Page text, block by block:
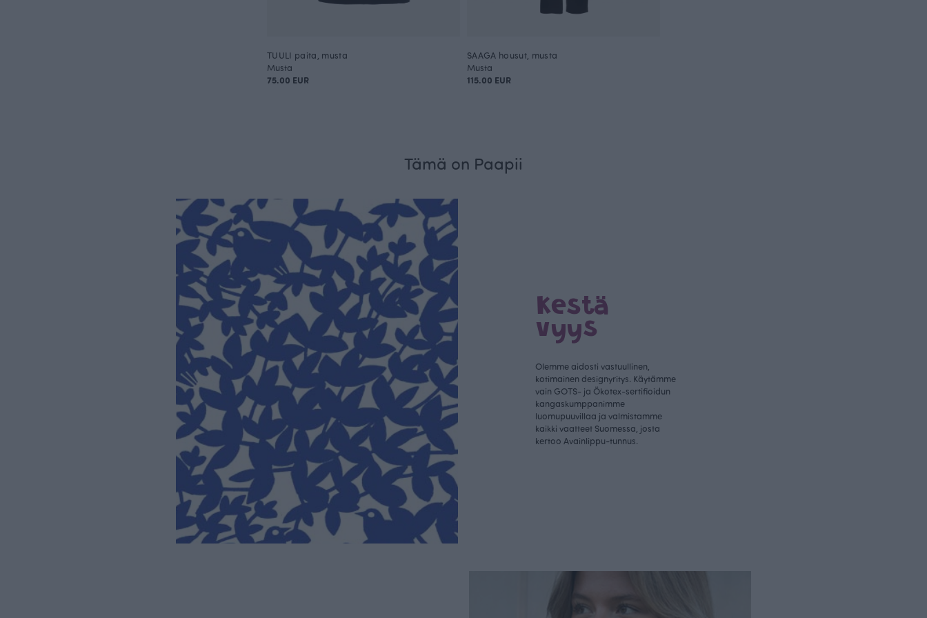
TUULI paita, musta
Musta
75.00 EUR
SAAGA housut, musta
Musta
115.00 EUR
Tämä on Paapii
Kestä
vyys
Olemme aidosti vastuullinen,
kotimainen designyritys. Käytämme
vain GOTS- ja Ökotex-sertifioidun
kangaskumppanimme
luomupuuvillaa ja valmistamme
kaikki vaatteet Suomessa, josta
kertoo Avainlippu-tunnus.